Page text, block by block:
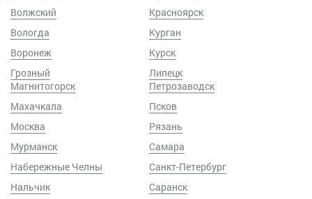
Волжский
Вологда
Воронеж
Грозный
Красноярск
Курган
Курск
Липецк
Магнитогорск
Махачкала
Москва
Мурманск
Набережные Челны
Нальчик
Петрозаводск
Псков
Рязань
Самара
Санкт-Петербург
Саранск